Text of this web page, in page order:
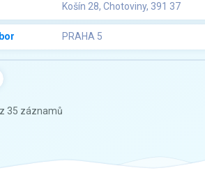
Košín 28, Chotoviny, 391 37
PRAHA 5
35 záznamů